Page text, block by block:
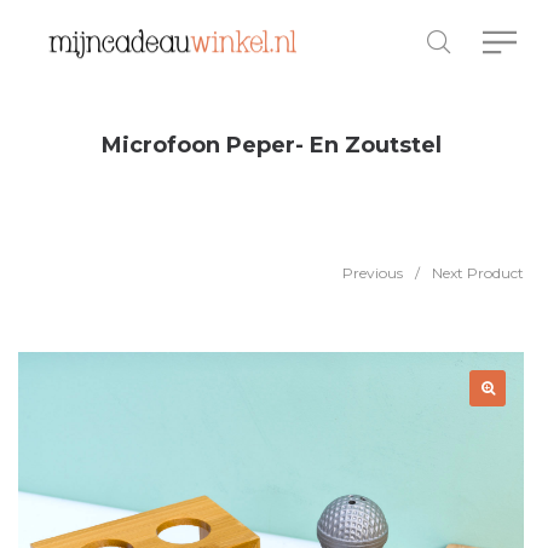
Microfoon Peper- En Zoutstel
Previous / Next Product